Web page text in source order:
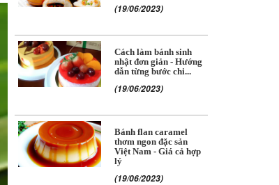
(19/06/2023)
Cách làm bánh sinh
nhật đơn giản - Hướng
dẫn từng bước chi...
(19/06/2023)
Bánh flan caramel
thơm ngon đặc sản
Việt Nam - Giá cả hợp
lý
(19/06/2023)